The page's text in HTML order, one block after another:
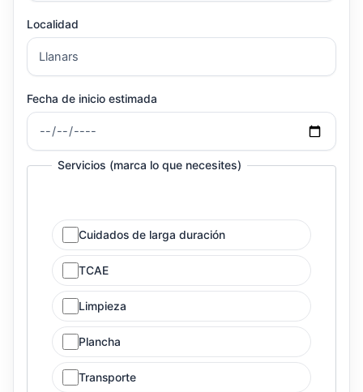
Localidad
Fecha de inicio estimada
Servicios (marca lo que necesites)
Cuidados de larga duración
TCAE
Limpieza
Plancha
Transporte